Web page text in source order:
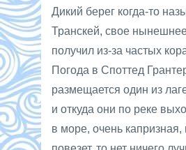
Дикий берег когда-то
Транскей, свое
получил из-за частых
Погода в Споттед
размещается один из
и откуда они по реке
в море, очень капризная,